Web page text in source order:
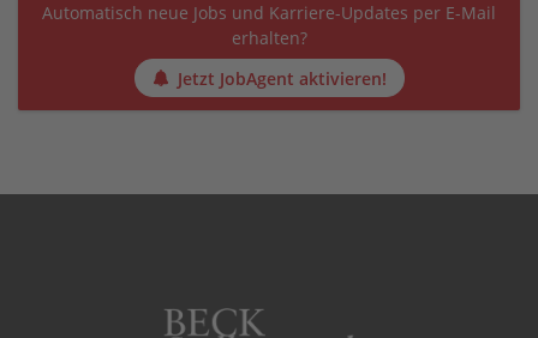
Automatisch neue Jobs und Karriere-Updates per E-Mail
erhalten?
Jetzt JobAgent aktivieren!